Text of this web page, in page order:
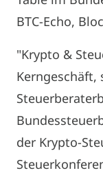
BTC-Echo,
"Krypto &
Kerngeschäft,
der Krypto-